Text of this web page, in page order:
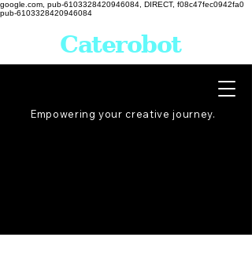
google.com, pub-6103328420946084, DIRECT, f08c47fec0942fa0
pub-6103328420946084
Empowering your creative journey.
Caterobot